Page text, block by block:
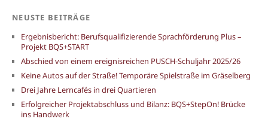
NEUSTE BEITRÄGE
Ergebnisbericht: Berufsqualifizierende Sprachförderung Plus –
Projekt BQS+START
Abschied von einem ereignisreichen PUSCH-Schuljahr 2025/26
Keine Autos auf der Straße! Temporäre Spielstraße im Gräselberg
Drei Jahre Lerncafés in drei Quartieren
Erfolgreicher Projektabschluss und Bilanz: BQS+StepOn! Brücke
ins Handwerk